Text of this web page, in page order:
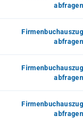
abfragen
Firmenbuchauszug
abfragen
Firmenbuchauszug
abfragen
Firmenbuchauszug
abfragen